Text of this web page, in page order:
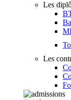
Les
Les